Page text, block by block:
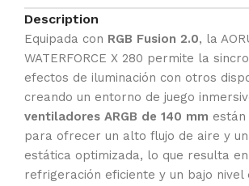
Description
Equipada con RGB Fusion 2.0, la
WATERFORCE X 280 permite la
efectos de iluminación con otros
creando un entorno de juego
ventiladores ARGB de 140 mm están
para ofrecer un alto flujo de aire y
estática optimizada, lo que resulta
refrigeración eficiente y un bajo nivel